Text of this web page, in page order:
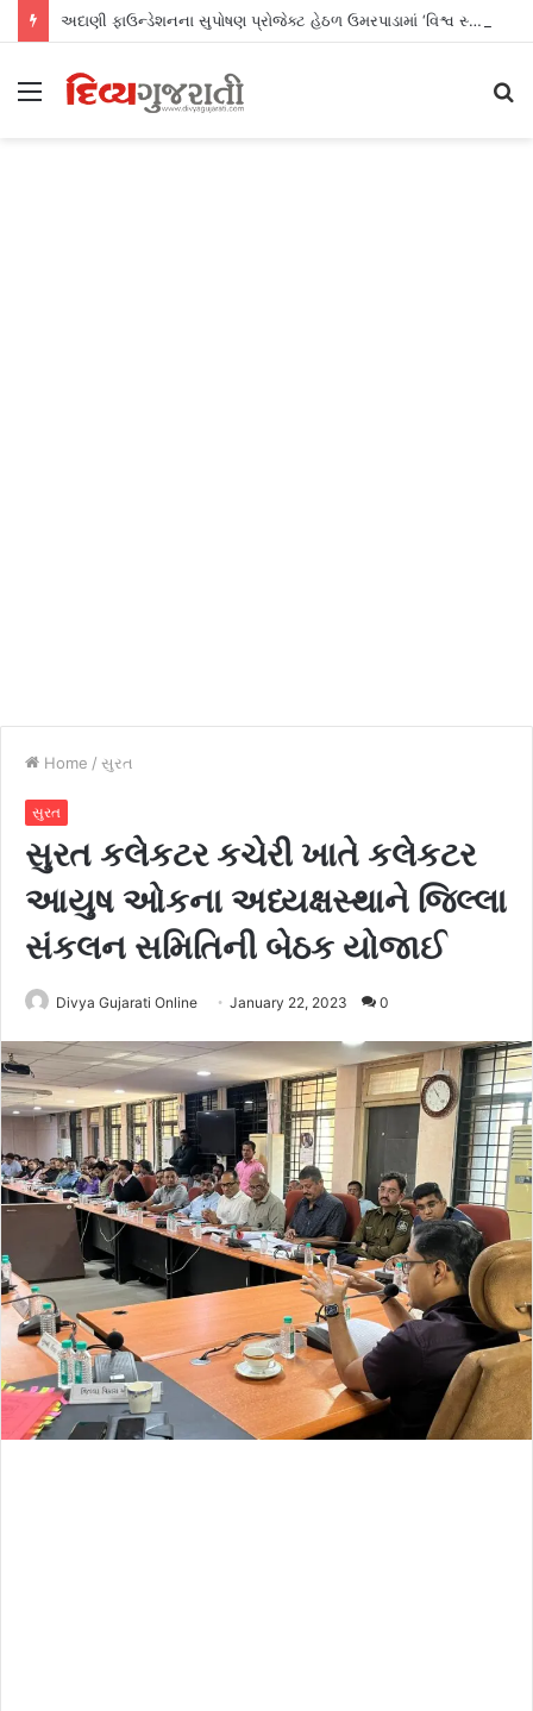
અદાણી ફાઉન્ડેશનના સુપોષણ પ્રોજેક્ટ હેઠળ ઉમરપાડામાં ‘વિશ્વ સ્તનપાન સપ્તાહ’ની સફળ ઉજવણી
Menu
Home / સુરત
સુરત
સુરત કલેકટર કચેરી ખાતે કલેકટર
આયુષ ઓકના અધ્યક્ષસ્થાને જિલ્લા
સંકલન સમિતિની બેઠક યોજાઈ
Divya Gujarati Online January 22, 2023 0